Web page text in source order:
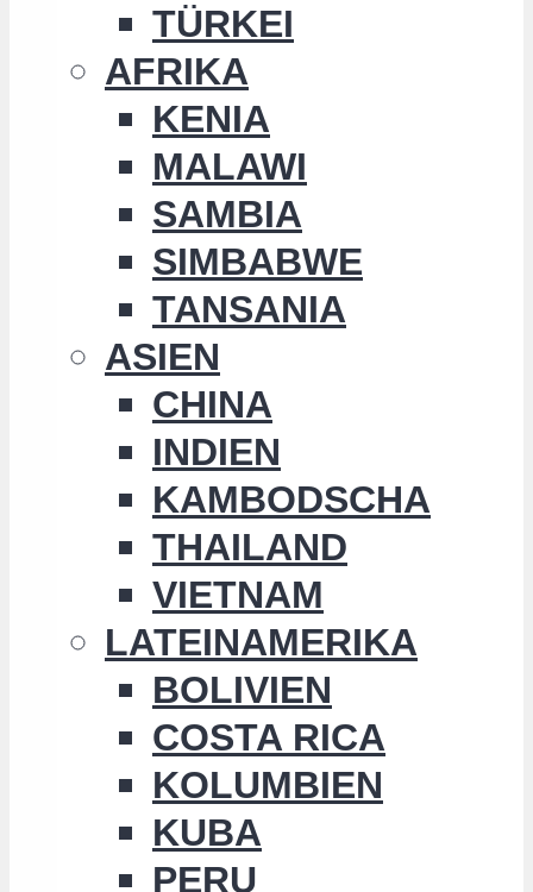
TÜRKEI
AFRIKA
KENIA
MALAWI
SAMBIA
SIMBABWE
TANSANIA
ASIEN
CHINA
INDIEN
KAMBODSCHA
THAILAND
VIETNAM
LATEINAMERIKA
BOLIVIEN
COSTA RICA
KOLUMBIEN
KUBA
PERU